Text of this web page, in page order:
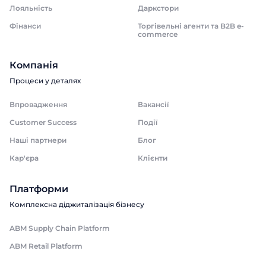
Лояльність
Даркстори
Фінанси
Торгівельні агенти та B2B e-
commerce
Компанія
Процеси у деталях
Впровадження
Вакансії
Customer Success
Події
Наші партнери
Блог
Кар'єра
Клієнти
Платформи
Комплексна діджиталізація бізнесу
ABM Supply Chain Platform
ABM Retail Platform